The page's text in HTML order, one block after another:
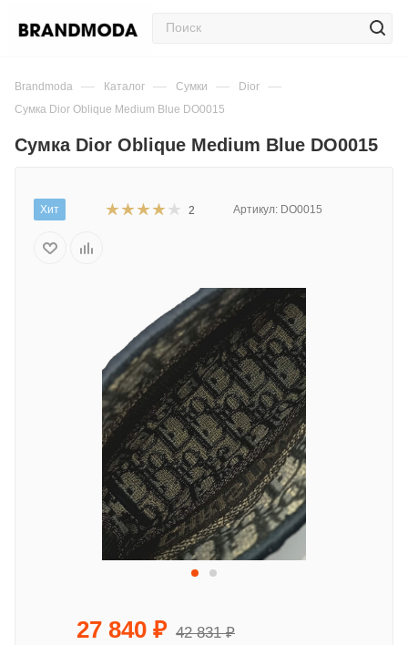
Brandmoda — Каталог — Сумки — Dior —
Сумка Dior Oblique Medium Blue DO0015
Сумка Dior Oblique Medium Blue DO0015
Хит 2 Артикул: DO0015
27 840 ₽ 42 831₽